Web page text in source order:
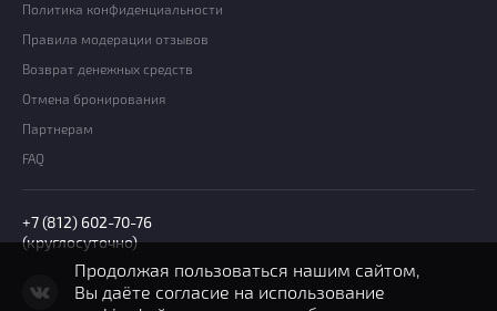
Политика конфиденциальности
Правила модерации отзывов
Возврат денежных средств
Отмена бронирования
Партнерам
FAQ
+7 (812) 602-70-76
(круглосуточно)
Продолжая пользоваться нашим сайтом,
Вы даёте согласие на использование